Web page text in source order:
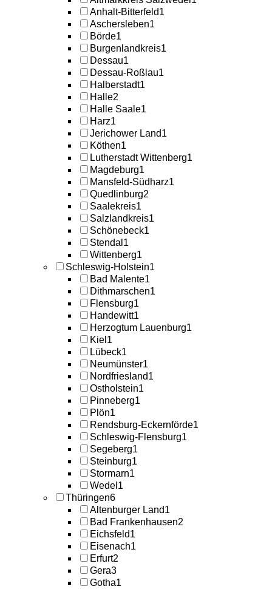
Anhalt-Bitterfeld1
Aschersleben1
Börde1
Burgenlandkreis1
Dessau1
Dessau-Roßlau1
Halberstadt1
Halle2
Halle Saale1
Harz1
Jerichower Land1
Köthen1
Lutherstadt Wittenberg1
Magdeburg1
Mansfeld-Südharz1
Quedlinburg2
Saalekreis1
Salzlandkreis1
Schönebeck1
Stendal 1
Wittenberg1
Schleswig-Holstein1
Bad Malente1
Dithmarschen1
Flensburg1
Handewitt1
Herzogtum Lauenburg1
Kiel 1
Lübeck1
Neumünster1
Nordfriesland1
Ostholstein1
Pinneberg1
Plön1
Rendsburg-Eckernförde1
Schleswig-Flensburg1
Segeberg1
Steinburg1
Stormarn1
Wedel 1
Thüringen6
Altenburger Land1
Bad Frankenhausen2
Eichsfeld1
Eisenach1
Erfurt2
Gera3
Gotha1